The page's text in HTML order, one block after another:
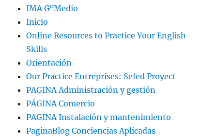
IMA GºMedio
Inicio
Online Resources to Practice Your English
Skills
Orientación
Our Practice Entreprises: Sefed Proyect
PAGINA Administración y gestión
PÁGINA Comercio
PAGINA Instalación y mantenimiento
PaginaBlog Conciencias Aplicadas